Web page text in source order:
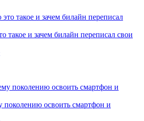
такое и зачем билайн переписал свои
поколению освоить смартфон и